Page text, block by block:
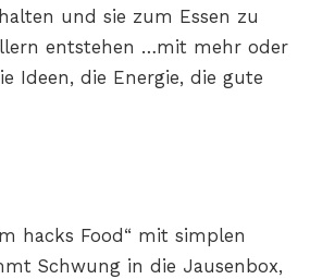
und sie zum Essen zu
entstehen …mit mehr oder
Ideen, die Energie, die gute
hacks Food“ mit simplen
Schwung in die Jausenbox,